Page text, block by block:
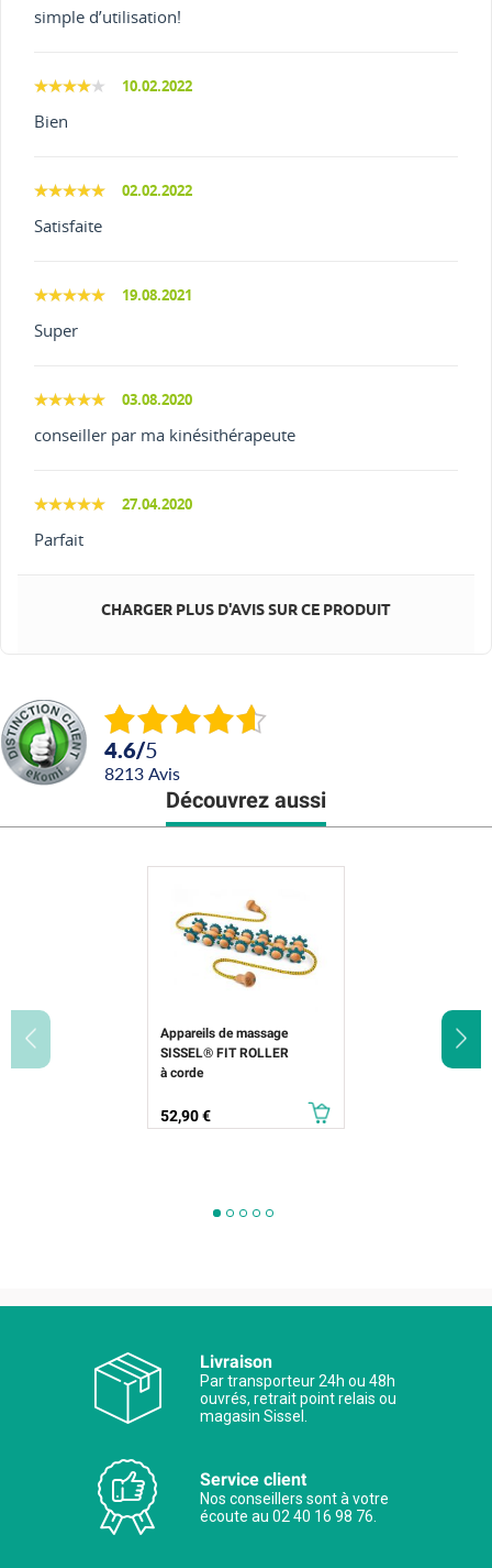
simple d’utilisation!
10.02.2022
Bien
02.02.2022
Satisfaite
19.08.2021
Super
03.08.2020
conseiller par ma kinésithérapeute
27.04.2020
Parfait
CHARGER PLUS D'AVIS SUR CE PRODUIT
4.6/5
8213 avis
Découvrez aussi
Appareils de massage
SISSEL® FIT ROLLER
à corde
Prix
52,90 €
Livraison
Par transporteur 24h ou 48h
ouvrés, retrait point relais ou
magasin Sissel.
Service client
Nos conseillers sont à votre
écoute au 02 40 16 98 76.